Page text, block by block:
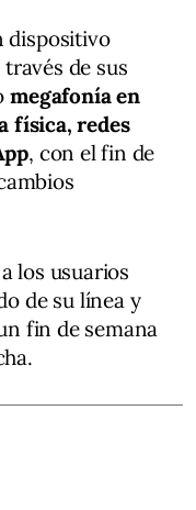
dispositivo
de sus
megafonía en
física, redes
, con el fin de
los usuarios
de su línea y
fin de semana